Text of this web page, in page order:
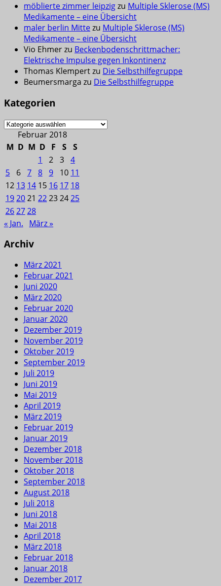
möblierte zimmer leipzigzu Multiple Sklerose (MS)
Medikamente – eine Übersicht
maler berlin Mittezu Multiple Sklerose (MS)
Medikamente – eine Übersicht
Vio Ehmerzu Beckenbodenschrittmacher:
Elektrische Impulse gegen Inkontinenz
Thomas Klempertzu Die Selbsthilfegruppe
Beumersmarga zu Die Selbsthilfegruppe
Kategorien
Kategorien
Februar 2018
M D M D F S
S
1
2 3 4
5
6 7 8 9 10 11
12 13 14 15 16 17 18
192021 22232425
262728
« Jan.
März »
Archiv
März 2021
Februar 2021
Juni 2020
März 2020
Februar 2020
Januar 2020
Dezember 2019
November 2019
Oktober 2019
September 2019
Juli 2019
Juni 2019
Mai 2019
April 2019
März 2019
Februar 2019
Januar 2019
Dezember 2018
November 2018
Oktober 2018
September 2018
August 2018
Juli 2018
Juni 2018
Mai 2018
April 2018
März 2018
Februar 2018
Januar 2018
Dezember 2017